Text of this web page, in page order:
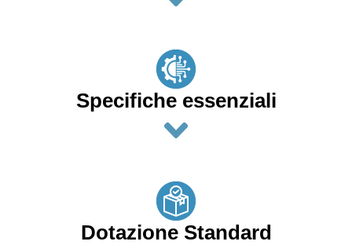
Specifiche essenziali
Dotazione Standard